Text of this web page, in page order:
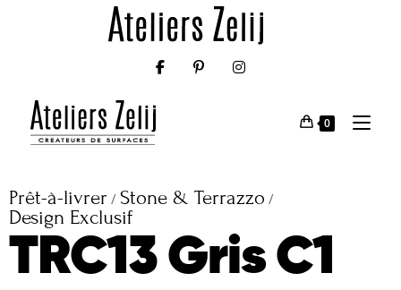
0
Prêt-à-livrer / Stone & Terrazzo /
Design Exclusif
TRC13 Gris C1